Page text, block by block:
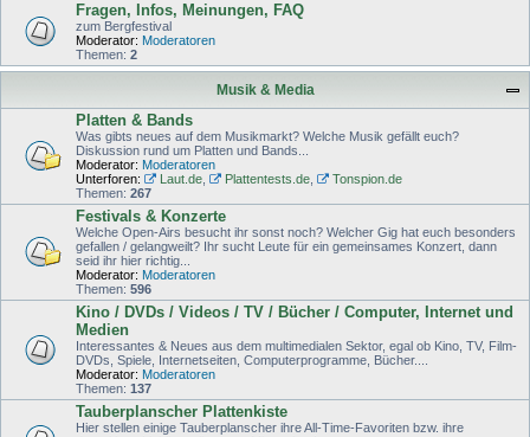
Fragen, Infos, Meinungen, FAQ
zum Bergfestival
Moderator: Moderatoren
Themen: 2
Musik & Media
Platten & Bands
Was gibts neues auf dem Musikmarkt? Welche Musik gefällt euch?
Diskussion rund um Platten und Bands...
Moderator: Moderatoren
Unterforen:
Laut.de, Plattentests.de,
Tonspion.de
Themen: 267
Festivals & Konzerte
Welche Open-Airs besucht ihr sonst noch? Welcher Gig hat euch besonders
gefallen / gelangweilt? Ihr sucht Leute für ein gemeinsames Konzert, dann
seid ihr hier richtig...
Moderator: Moderatoren
Themen: 596
Kino / DVDs / Videos / TV / Bücher / Computer, Internet und
Medien
Interessantes & Neues aus dem multimedialen Sektor, egal ob Kino, TV, Film-
DVDs, Spiele, Internetseiten, Computerprogramme, Bücher....
Moderator: Moderatoren
Themen: 137
Tauberplanscher Plattenkiste
Hier stellen einige Tauberplanscher ihre All-Time-Favoriten bzw. ihre